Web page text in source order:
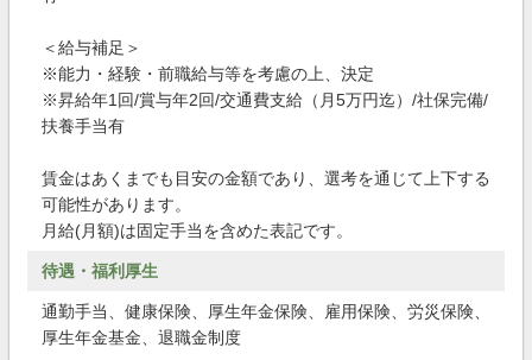
＜給与補足＞
※能力・経験・前職給与等を考慮の上、決定
※昇給年1回/賞与年2回/交通費支給（月5万円迄）/社保完備/
扶養手当有
賃金はあくまでも目安の金額であり、選考を通じて上下する
可能性があります。
月給(月額)は固定手当を含めた表記です。
待遇・福利厚生
通勤手当、健康保険、厚生年金保険、雇用保険、労災保険、
厚生年金基金、退職金制度